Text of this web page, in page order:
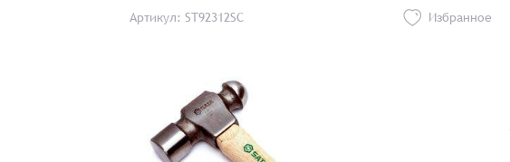
Артикул: ST92312SC Избранное